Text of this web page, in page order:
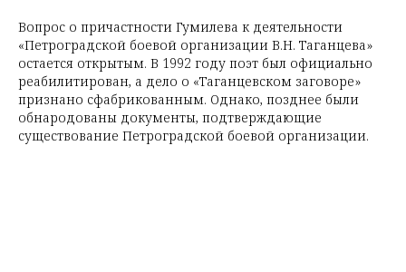
Вопрос о причастности Гумилева к деятельности
«Петроградской боевой организации В.Н. Таганцева»
остается открытым. В 1992 году поэт был официально
реабилитирован, а дело о «Таганцевском заговоре»
признано сфабрикованным. Однако, позднее были
обнародованы документы, подтверждающие
существование Петроградской боевой организации.